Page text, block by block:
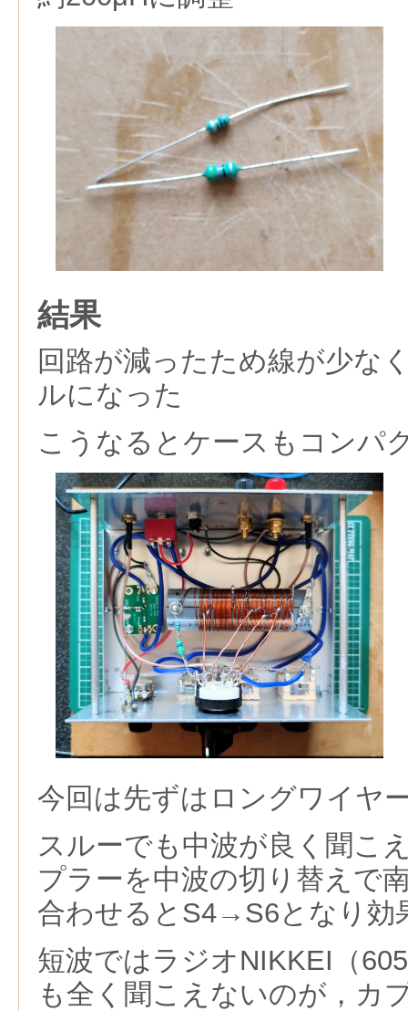
結果
回路が減ったため線が少な
ルになった
こうなるとケースもコンパ
今回は先ずはロングワイヤ
スルーでも中波が良く聞こ
プラーを中波の切り替えで
合わせるとS4→S6となり効
短波ではラジオNIKKEI（
も全く聞こえないのが，カ